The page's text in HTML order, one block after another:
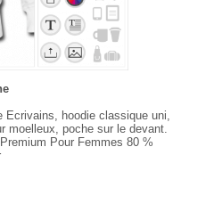
Ecrivains, hoodie classique uni,
moelleux, poche sur le devant.
Pour Femmes 80 %